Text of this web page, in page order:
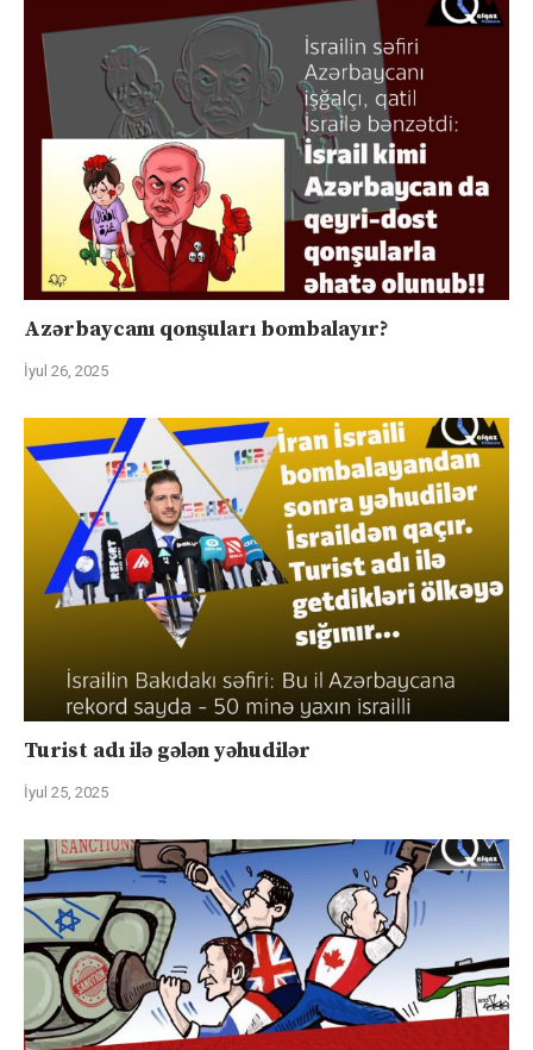
Azərbaycanı qonşuları bombalayır?
İyul 26, 2025
Turist adı ilə gələn yəhudilər
İyul 25, 2025